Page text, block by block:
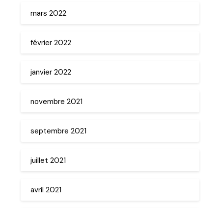
mars 2022
février 2022
janvier 2022
novembre 2021
septembre 2021
juillet 2021
avril 2021